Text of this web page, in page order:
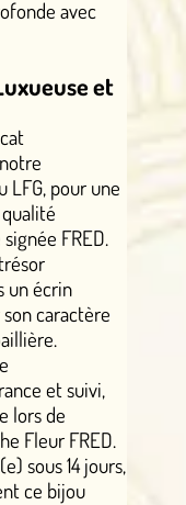
avec
et
pour une
FRED.
un écrin
caractère
et suivi,
lors de
Fleur FRED.
sous 14 jours,
ce bijou